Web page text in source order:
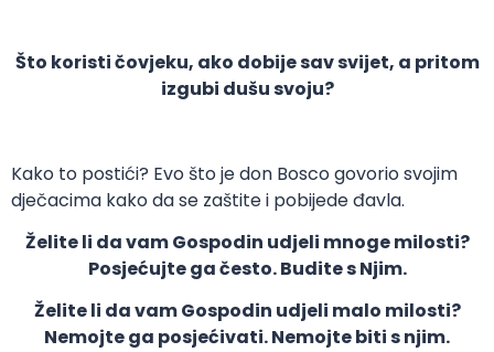
Što koristi čovjeku, ako dobije sav svijet, a pritom
izgubi dušu svoju?
Kako to postići? Evo što je don Bosco govorio svojim
dječacima kako da se zaštite i pobijede đavla.
Želite li da vam Gospodin udjeli mnoge milosti?
Posjećujte ga često. Budite s Njim.
Želite li da vam Gospodin udjeli malo milosti?
Nemojte ga posjećivati. Nemojte biti s njim.